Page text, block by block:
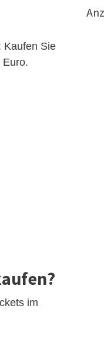
Kaufen Sie
Euro.
im